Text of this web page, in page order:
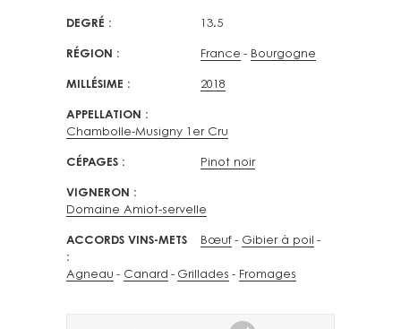
DEGRÉ 13.5
RÉGION France Bourgogne
MILLÉSIME 2018
APPELLATION
Chambolle-Musigny 1er Cru
CÉPAGES Pinot noir
VIGNERON
Domaine Amiot-servelle
ACCORDS VINS-METS Bœuf Gibier à poil
Agneau Canard Grillades Fromages